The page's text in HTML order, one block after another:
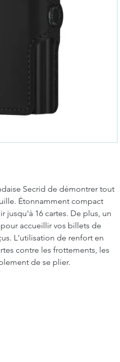
Secrid de démontrer tout
Étonnamment compact
jusqu'à 16 cartes. De plus, un
accueillir vos billets de
L'utilisation de renfort en
contre les frottements, les
de se plier.